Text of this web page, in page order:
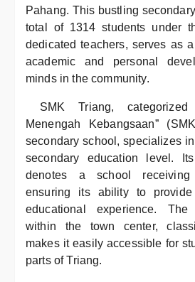
Pahang. This bustling
total of 1314 students under
dedicated teachers, serves as
academic and personal
minds in the community.
SMK Triang,
Menengah Kebangsaan”
secondary school, specializes in
secondary education level.
denotes a school receiving
ensuring its ability to provide
educational experience. The
within the town center,
makes it easily accessible for
parts of Triang.